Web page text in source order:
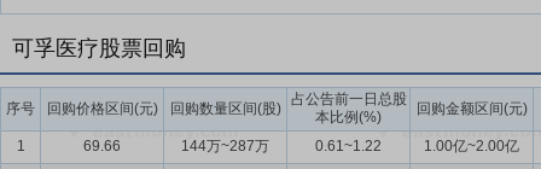
可孚医疗股票回购
序号 回购价格区间(元) 回购数量区间(股)
占公告前一日总股
本比例(%)
回购金额区间(元)
1 69.66 144万~287万 0.61~1.22 1.00亿~2.00亿